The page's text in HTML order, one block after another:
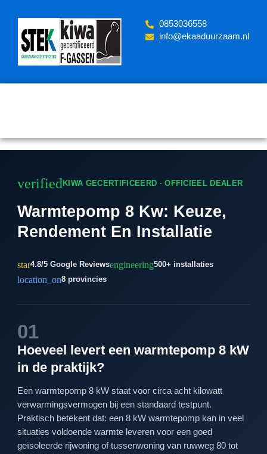
content
‪0853036558
info@ekaaduurzaam.nl
verified KIWA GECERTIFICEERD · OFFICIEEL DEALER
Warmtepomp 8 Kw: Keuze,
Rendement En Installatie
star4.8/5 Google Reviewsengineering500+ installaties
location_on8 provincies
01
Hoeveel levert een warmtepomp 8 kW
in de praktijk?
Een warmtepomp 8 kW staat voor circa acht kilowatt
verwarmingsvermogen bij een standaard testpunt.
Praktisch betekent dat: een 8 kW warmtepomp kan in veel
situaties voldoende warmte leveren voor een goed
geïsoleerde rijwoning of tussenwoning van ruwweg 80 tot